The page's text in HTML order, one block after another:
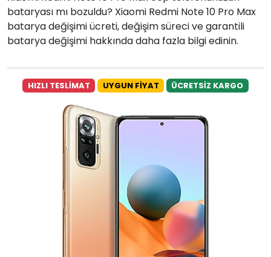
bataryası mı bozuldu? Xiaomi Redmi Note 10 Pro Max
batarya değişimi ücreti, değişim süreci ve garantili
batarya değişimi hakkında daha fazla bilgi edinin.
HIZLI TESLİMAT UYGUN FİYAT ÜCRETSİZ KARGO